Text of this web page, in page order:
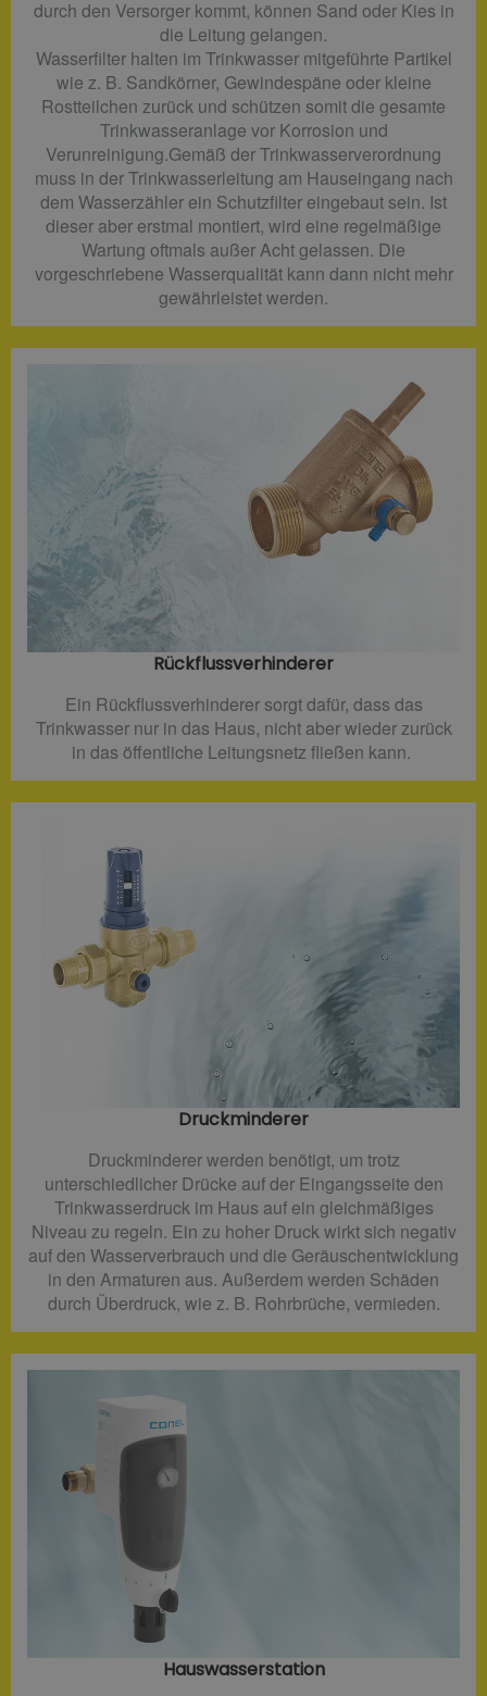
durch den Versorger kommt, können Sand oder Kies in
die Leitung gelangen.
Wasserfilter halten im Trinkwasser mitgeführte Partikel
wie z. B. Sandkörner, Gewindespäne oder kleine
Rostteilchen zurück und schützen somit die gesamte
Trinkwasseranlage vor Korrosion und
Verunreinigung.Gemäß der Trinkwasserverordnung
muss in der Trinkwasserleitung am Hauseingang nach
dem Wasserzähler ein Schutzfilter eingebaut sein. Ist
dieser aber erstmal montiert, wird eine regelmäßige
Wartung oftmals außer Acht gelassen. Die
vorgeschriebene Wasserqualität kann dann nicht mehr
gewährleistet werden.
Rückflussverhinderer​
Ein Rückflussverhinderer sorgt dafür, dass das
Trinkwasser nur in das Haus, nicht aber wieder zurück
in das öffentliche Leitungsnetz fließen kann.
Druckminderer​
Druckminderer werden benötigt, um trotz
unterschiedlicher Drücke auf der Eingangsseite den
Trinkwasserdruck im Haus auf ein gleichmäßiges
Niveau zu regeln. Ein zu hoher Druck wirkt sich negativ
auf den Wasserverbrauch und die Geräuschentwicklung
in den Armaturen aus. Außerdem werden Schäden
durch Überdruck, wie z. B. Rohrbrüche, vermieden.
Hauswasserstation